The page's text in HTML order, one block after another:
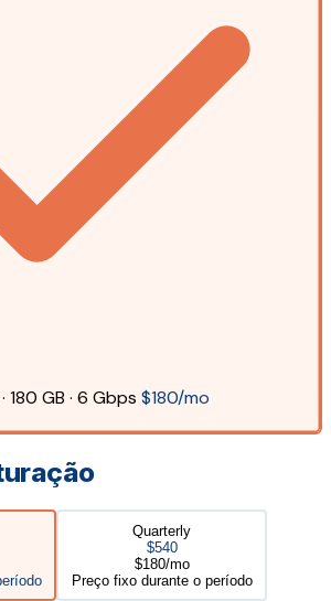
180 GB · 6 Gbps $180/mo
Quarterly
$540
$180/mo
Preço fixo durante o período